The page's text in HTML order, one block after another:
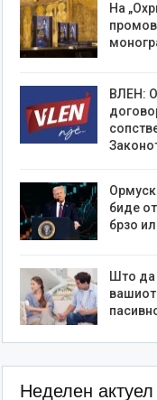
На
ВЛЕН:
биде
брзо
Што да
вашиот
Неделен актуел